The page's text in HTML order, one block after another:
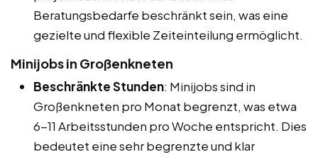
Beratungsbedarfe beschränkt sein, was eine
gezielte und flexible Zeiteinteilung ermöglicht.
Minijobs in Großenkneten
Beschränkte Stunden: Minijobs sind in
Großenkneten pro Monat begrenzt, was etwa
6-11 Arbeitsstunden pro Woche entspricht. Dies
bedeutet eine sehr begrenzte und klar